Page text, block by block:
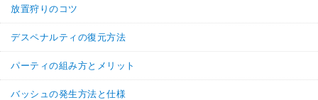
放置狩りのコツ
デスペナルティの復元方法
パーティの組み方とメリット
バッシュの発生方法と仕様